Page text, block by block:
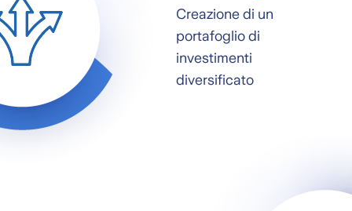
Creazione di un
portafoglio di
investimenti
diversificato